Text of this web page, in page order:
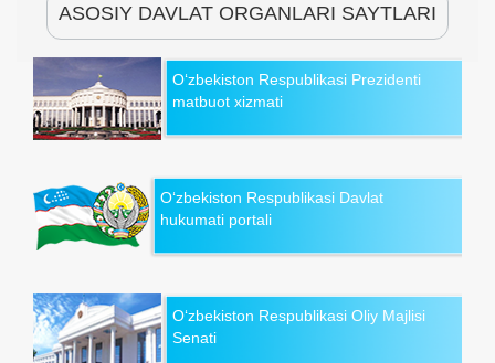
ASOSIY DAVLAT ORGANLARI SAYTLARI
O‘zbekiston Respublikasi Prezidenti
matbuot xizmati
O‘zbekiston Respublikasi Davlat
hukumati portali
O‘zbekiston Respublikasi Oliy Majlisi
Senati